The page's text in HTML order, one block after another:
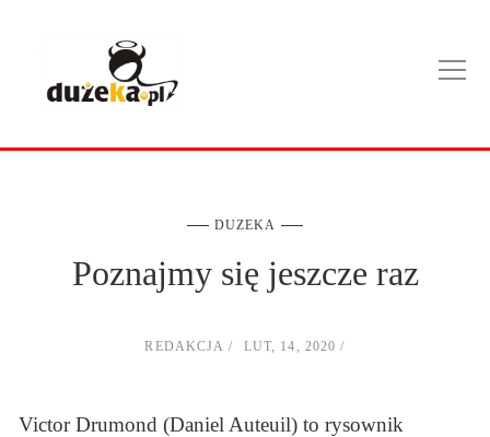
DUZEKA
Poznajmy się jeszcze raz
REDAKCJA LUT, 14, 2020
Victor Drumond (Daniel Auteuil) to rysownik